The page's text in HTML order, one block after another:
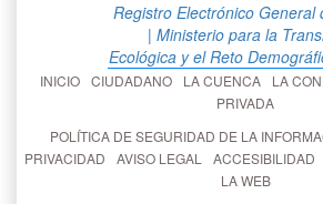
Registro Electrónico General
| Ministerio para la
Ecológica y el Reto
INICIO CIUDADANO LA CUENCA LA
PRIVADA
POLÍTICA DE SEGURIDAD DE LA
PRIVACIDAD
AVISO LEGAL ACCESIBILIDAD
LA WEB